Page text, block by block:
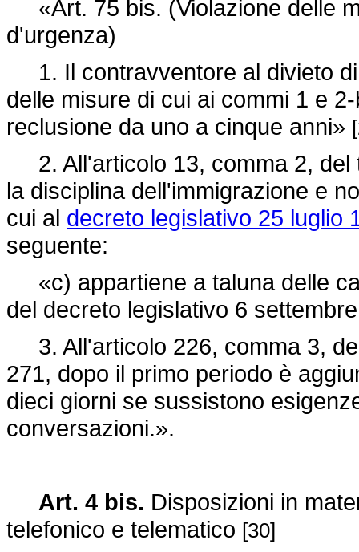
«Art. 75 bis. (Violazione delle
d'urgenza)
1. Il contravventore al divieto
delle misure di cui ai commi 1 e
reclusione da uno a cinque anni»
2. All'articolo 13, comma 2, del
la disciplina dell'immigrazione e
cui al decreto legislativo 25 luglio
seguente:
«c) appartiene a taluna delle
del decreto legislativo 6
3. All'articolo 226, comma 3,
271, dopo il primo periodo è
dieci giorni se sussistono
conversazioni.».
Art. 4 bis. Disposizioni in
telefonico e telematico [30]